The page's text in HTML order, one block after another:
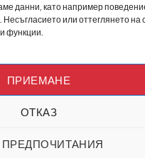
данни, като например
или оттеглянето на
функции.
ПРИЕМАНЕ
ОТКАЗ